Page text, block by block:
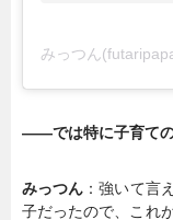
――では特に子育て
みっつん ：強いて言
子だったので、これ